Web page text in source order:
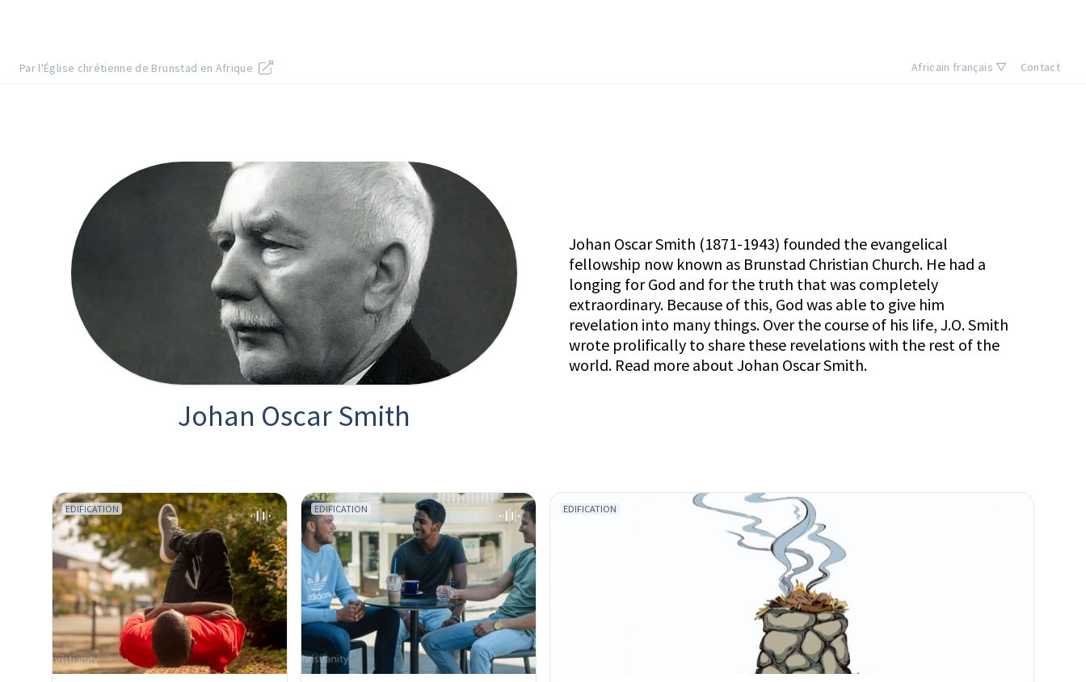
Par l'Église chrétienne de Brunstad en Afrique Africain français ▽ Contact
Johan Oscar Smith
Johan Oscar Smith (1871-1943) founded the evangelical
fellowship now known as Brunstad Christian Church. He had a
longing for God and for the truth that was completely
extraordinary. Because of this, God was able to give him
revelation into many things. Over the course of his life, J.O. Smith
wrote prolifically to share these revelations with the rest of the
world. Read more aboutJohan Oscar Smith.
EDIFICATION EDIFICATION EDIFICATION